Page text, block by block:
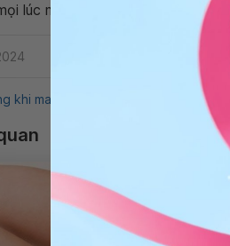
lúc mọi nơi ngay trên ứng dụng.
khi mang thai QnA